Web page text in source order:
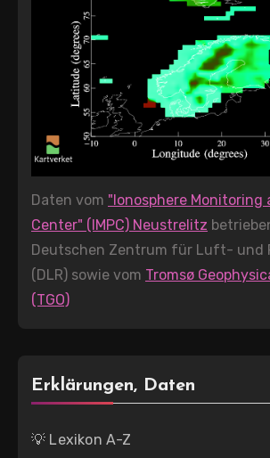
Daten vom "Ionosphere Monitoring
Center" (IMPC) Neustrelitz
Deutschen Zentrum für Luft- und
(DLR) sowie vom Tromsø
(TGO)
Erklärungen, Daten
💡 Lexikon A-Z